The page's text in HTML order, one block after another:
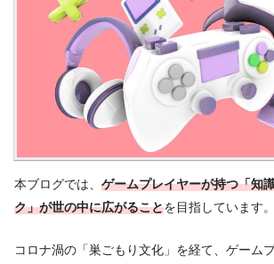
本ブログでは、 ゲームプレイヤーが持つ「知
ク」が世の中に広がることを目指しています。
コロナ渦の「巣ごもり文化」を経て、ゲーム